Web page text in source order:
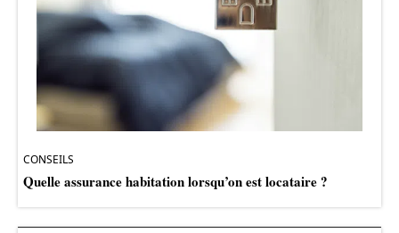
CONSEILS
Quelle assurance habitation lorsqu’on est locataire ?